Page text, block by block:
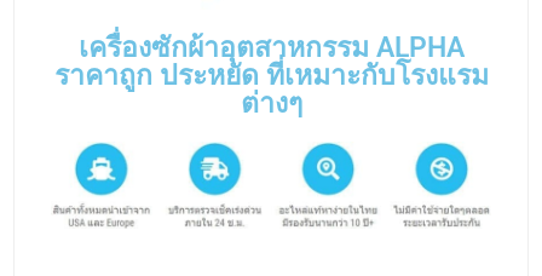
เครื่องซักผ้าอุตสาหกรรม ALPHA
ราคาถูก ประหยัด ที่เหมาะกับโรงแรม
ต่างๆ